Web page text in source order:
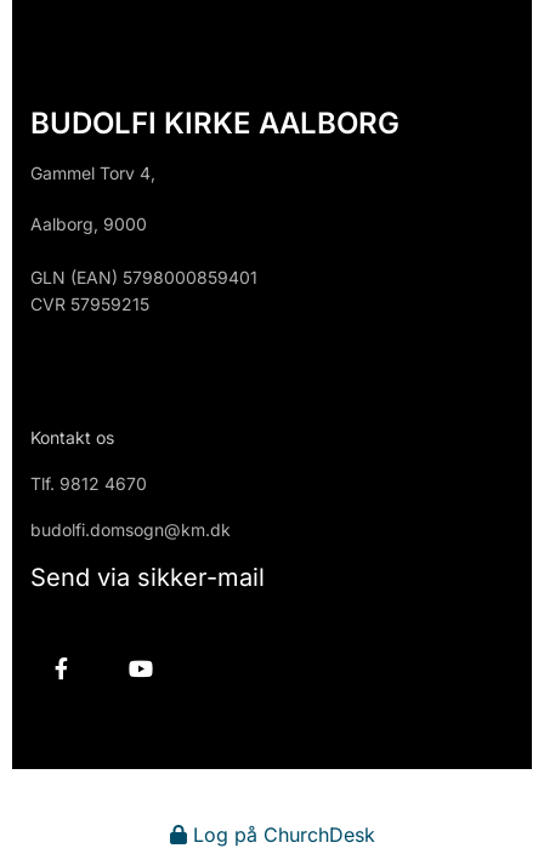
BUDOLFI KIRKE AALBORG
Gammel Torv 4,
Aalborg, 9000
GLN (EAN) 5798000859401
CVR 57959215
Kontakt os
Tlf. 9812 4670
budolfi.domsogn@km.dk
Send via sikker-mail
Log på ChurchDesk